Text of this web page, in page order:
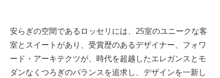
安らぎの空間であるロッセリには、25室のユニークな客
室とスイートがあり、受賞歴のあるデザイナー、フォワ
ード・アーキテクツが、時代を超越したエレガンスとモ
ダンなくつろぎのバランスを追求し、デザインを一新し